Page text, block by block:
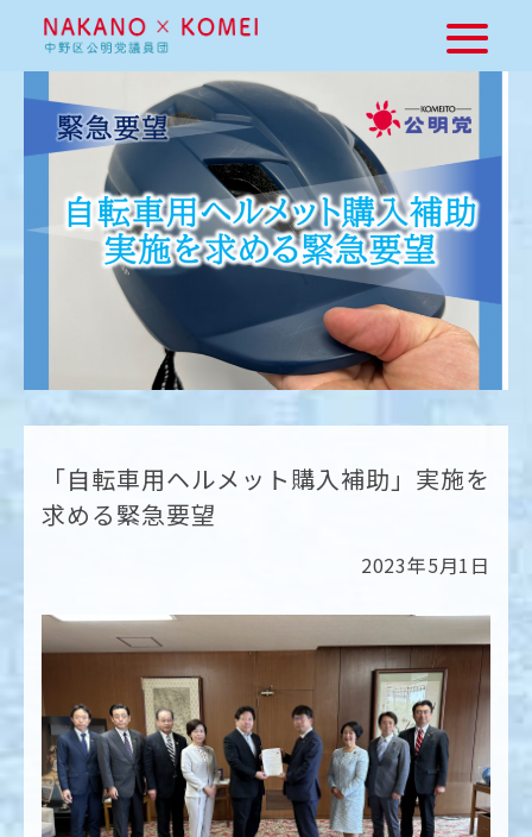
「自転車用ヘルメット購入補助」実施を
求める緊急要望
2023年5月1日